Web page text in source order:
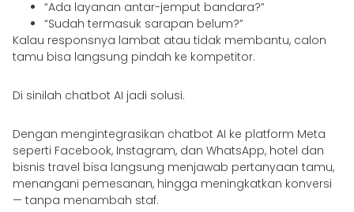
“Ada layanan antar-jemput bandara?”
“Sudah termasuk sarapan belum?”
Kalau responsnya lambat atau tidak membantu, calon
tamu bisa langsung pindah ke kompetitor.
Di sinilah chatbot AI jadi solusi.
Dengan mengintegrasikan chatbot AI ke platform Meta
seperti Facebook, Instagram, dan WhatsApp, hotel dan
bisnis travel bisa langsung menjawab pertanyaan tamu,
menangani pemesanan, hingga meningkatkan konversi
— tanpa menambah staf.